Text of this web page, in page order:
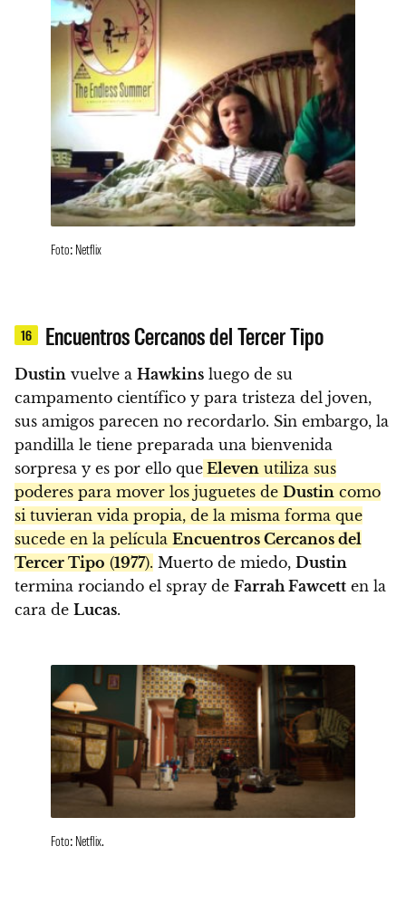
Foto: Netflix
16 Encuentros Cercanos del Tercer Tipo
Dustin vuelve a Hawkins luego de su
campamento científico y para tristeza del joven,
sus amigos parecen no recordarlo. Sin embargo, la
pandilla le tiene preparada una bienvenida
sorpresa y es por ello que Eleven utiliza sus
poderes para mover los juguetes de Dustin como
si tuvieran vida propia, de la misma forma que
sucede en la película Encuentros Cercanos del
Tercer Tipo (1977). Muerto de miedo, Dustin
termina rociando el spray de Farrah Fawcett en la
cara de Lucas.
Foto: Netflix.